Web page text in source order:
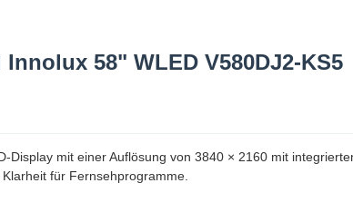
58" WLED V580DJ2-KS5
mit einer Auflösung von 3840 × 2160 mit
für Fernsehprogramme.